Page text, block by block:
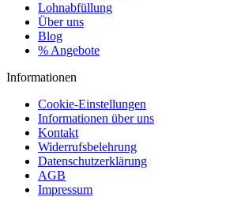
Lohnabfüllung
Über uns
Blog
% Angebote
Informationen
Cookie-Einstellungen
Informationen über uns
Kontakt
Widerrufsbelehrung
Datenschutzerklärung
AGB
Impressum